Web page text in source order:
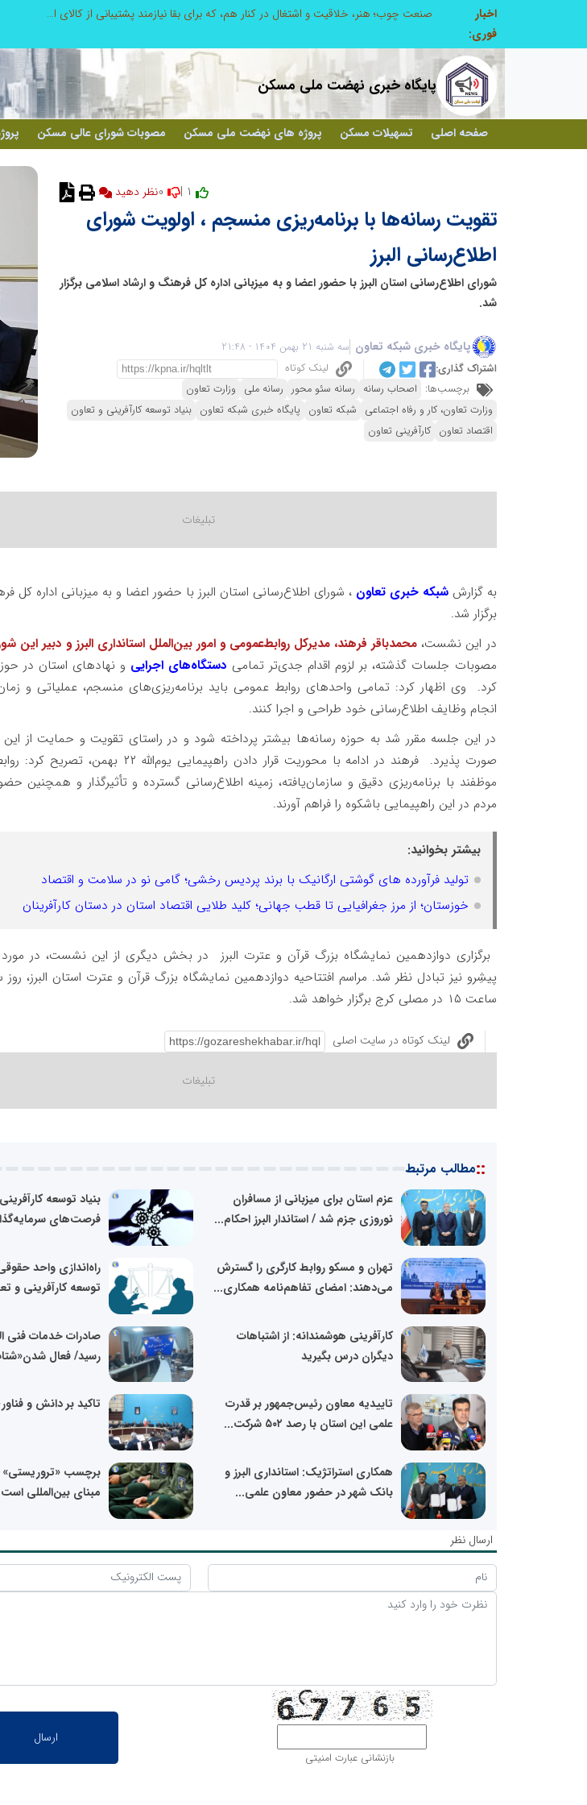
اخبار
فوری:
از کشف استعدادهای ناب تا پرورش آن‌ها با رویکردهای نوآورانه؛ مسیر تحول‌آفرین شنای ایران در سطح جهانی
پایگاه خبری نهضت ملی مسکن
صفحه اصلی تسهیلات مسکن پروژه های نهضت ملی مسکن مصوبات شورای عالی مسکن
نظر دهید
تقویت رسانه‌ها با برنامه‌ریزی منسجم ، اولویت شورای
اطلاع‌رسانی البرز
شورای اطلاع‌رسانی استان البرز با حضور اعضا و به میزبانی اداره کل فرهنگ و ارشاد اسلامی برگزار
شد.
پایگاه خبری شبکه تعاون سه شنبه 21 بهمن 1404 - 21:48
اشتراک گذاری:
لینک کوتاه
برچسب‌ها: اصحاب رسانه رسانه سئو محور رسانه ملی وزارت تعاون
وزارت تعاون، کار و رفاه اجتماعی شبکه تعاون پایگاه خبری شبکه تعاون بنیاد توسعه کارآفرینی و تعاون
اقتصاد تعاون کارآفرینی تعاون
به گزارش شبکه خبری تعاون ، شورای اطلاع‌رسانی استان البرز با حضور اعضا و به میزبانی اداره کل
برگزار شد. ‌
در این نشست، محمدباقر فرهند، مدیرکل روابط‌عمومی و امور بین‌الملل استانداری البرز و دبیر این
مصوبات جلسات گذشته، بر لزوم اقدام جدی‌تر تمامی دستگاه‌های اجرایی و نهادهای استان در
کرد. ‌ وی اظهار کرد: تمامی واحدهای روابط عمومی باید برنامه‌ریزی‌های منسجم، عملیاتی و
انجام وظایف اطلاع‌رسانی خود طراحی و اجرا کنند.
در این جلسه مقرر شد به حوزه رسانه‌ها بیشتر پرداخته شود و در راستای تقویت و حمایت از این
صورت پذیرد. ‌ فرهند در ادامه با محوریت قرار دادن
موظفند با برنامه‌ریزی دقیق و سازمان‌یافته، زمینه اطلاع‌رسانی گسترده و تأثیرگذار و همچنین
مردم در این راهپیمایی باشکوه را فراهم آورند.
بیشتر بخوانید:
تولید فرآورده های گوشتی ارگانیک با برند پردیس رخشی؛ گامی نو در سلامت و اقتصاد
خوزستان؛ از مرز جغرافیایی تا قطب جهانی؛ کلید طلایی اقتصاد استان در دستان کارآفرینان
برگزاری دوازدهمین نمایشگاه بزرگ قرآن و عترت البرز ‌ در بخش دیگری از این نشست، در
ساعت ۱۵ در مصلی کرج برگزار خواهد شد. ‌
لینک کوتاه در سایت اصلی
::مطالب مرتبط
عزم استان برای میزبانی از مسافران
نوروزی جزم شد / استاندار البرز احکام...
بنیاد توسعه
فرصت‌های
تهران و مسکو روابط کارگری را گسترش
می‌دهند: امضای تفاهم‌نامه همکاری...
راه‌اندازی واحد
توسعه کارآفرینی و
کارآفرینی هوشمندانه: از اشتباهات
دیگران درس بگیرید
رسید/ فعال
تاییدیه معاون رئیس‌جمهور بر قدرت
علمی این استان با رصد ۵۰۲ شرکت...
تاکید بر دانش و
همکاری استراتژیک: استانداری البرز و
بانک شهر در حضور معاون علمی...
برچسب «تروریستی»
مبنای بین‌المللی است
ارسال نظر
بازنشانی عبارت امنیتی